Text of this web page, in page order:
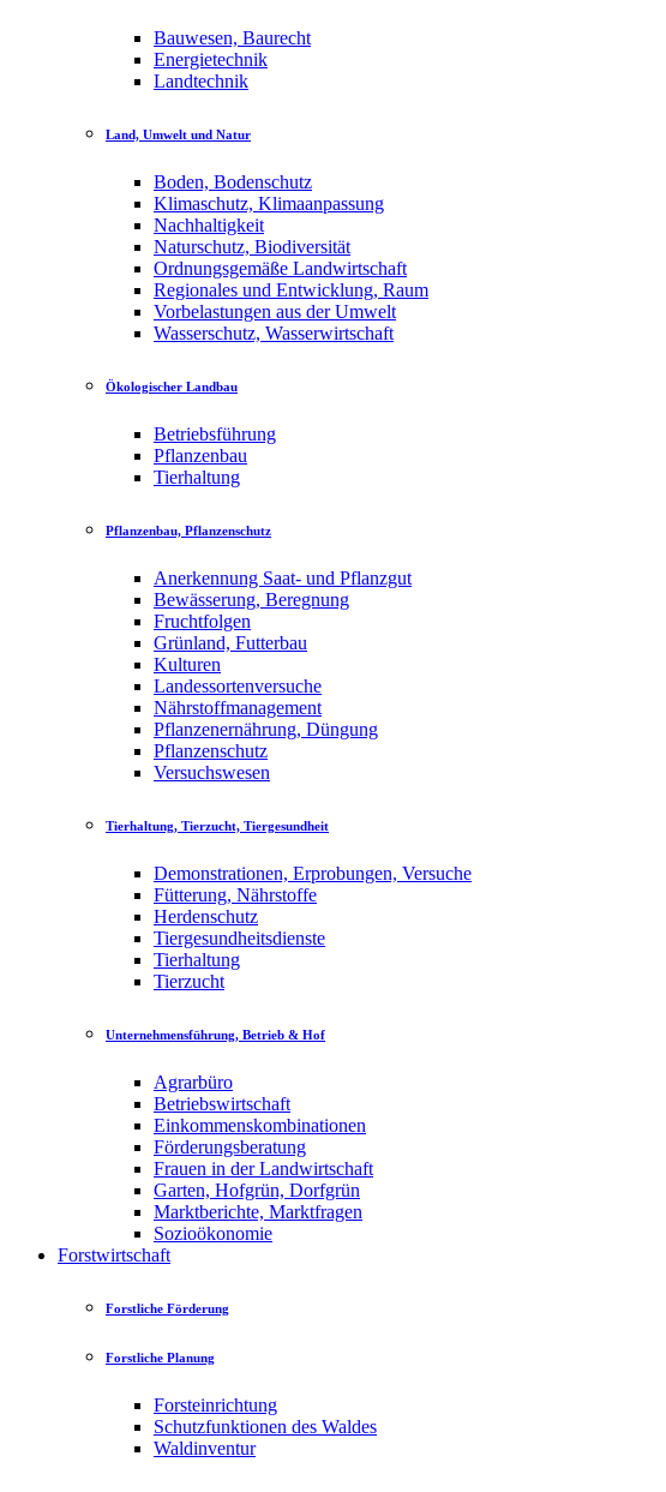
Bauwesen, Baurecht
Energietechnik
Landtechnik
Land, Umwelt und Natur
Boden, Bodenschutz
Klimaschutz, Klimaanpassung
Nachhaltigkeit
Naturschutz, Biodiversität
Ordnungsgemäße Landwirtschaft
Regionales und Entwicklung, Raum
Vorbelastungen aus der Umwelt
Wasserschutz, Wasserwirtschaft
Ökologischer Landbau
Betriebsführung
Pflanzenbau
Tierhaltung
Pflanzenbau, Pflanzenschutz
Anerkennung Saat- und Pflanzgut
Bewässerung, Beregnung
Fruchtfolgen
Grünland, Futterbau
Kulturen
Landessortenversuche
Nährstoffmanagement
Pflanzenernährung, Düngung
Pflanzenschutz
Versuchswesen
Tierhaltung, Tierzucht, Tiergesundheit
Demonstrationen, Erprobungen, Versuche
Fütterung, Nährstoffe
Herdenschutz
Tiergesundheitsdienste
Tierhaltung
Tierzucht
Unternehmensführung, Betrieb & Hof
Agrarbüro
Betriebswirtschaft
Einkommenskombinationen
Förderungsberatung
Frauen in der Landwirtschaft
Garten, Hofgrün, Dorfgrün
Marktberichte, Marktfragen
Sozioökonomie
Forstwirtschaft
Forstliche Förderung
Forstliche Planung
Forsteinrichtung
Schutzfunktionen des Waldes
Waldinventur